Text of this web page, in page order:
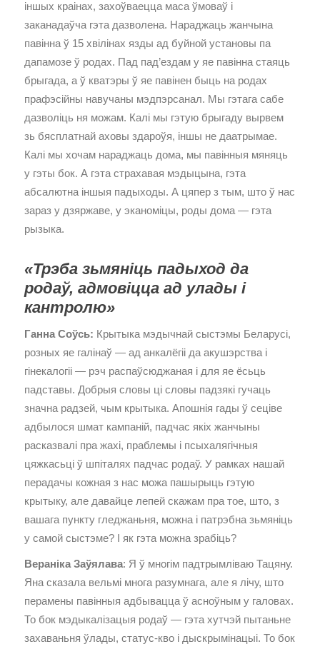
іншых краінах, захоўваецца маса ўмоваў і
заканадаўча гэта дазволена. Нараджаць жанчына
павінна ў 15 хвілінах язды ад буйной установы па
дапамозе ў родах. Пад пад’ездам у яе павінна стаяць
брыгада, а ў кватэры ў яе павінен быць на родах
прафэсійны навучаны мэдпэрсанал. Мы гэтага сабе
дазволіць ня можам. Калі мы гэтую брыгаду вырвем
зь бясплатнай аховы здароўя, іншы не даатрымае.
Калі мы хочам нараджаць дома, мы павінныя мяняць
у гэты бок. А гэта страхавая мэдыцына, гэта
абсалютна іншыя падыходы. А цяпер з тым, што ў нас
зараз у дзяржаве, у эканоміцы, роды дома — гэта
рызыка.
«Трэба зьмяніць падыход да
родаў, адмовіцца ад улады і
кантролю»
Ганна Соўсь: Крытыка мэдычнай сыстэмы Беларусі,
розных яе галінаў — ад анкалёгіі да акушэрства і
гінекалогіі — рэч распаўсюджаная і для яе ёсьць
падставы. Добрыя словы ці словы падзякі гучаць
значна радзей, чым крытыка. Апошнія гады ў сеціве
адбылося шмат кампаній, падчас якіх жанчыны
расказвалі пра жахі, праблемы і псыхалягічныя
цяжкасьці ў шпіталях падчас родаў. У рамках нашай
перадачы кожная з нас можа пашырыць гэтую
крытыку, але давайце лепей скажам пра тое, што, з
вашага пункту гледжаньня, можна і патрэбна зьмяніць
у самой сыстэме? І як гэта можна зрабіць?
Вераніка Заўялава: Я ў многім падтрымліваю Тацяну.
Яна сказала вельмі многа разумнага, але я лічу, што
перамены павінныя адбывацца ў асноўным у галовах.
То бок мэдыкалізацыя родаў — гэта хутчэй пытаньне
захаваньня ўлады, статус-кво і дыскрымінацыі. То бок